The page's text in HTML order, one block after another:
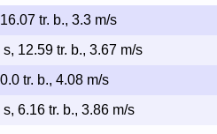
tr. b., 3.3 m/s
12.59 tr. b., 3.67 m/s
tr. b., 4.08 m/s
6.16 tr. b., 3.86 m/s